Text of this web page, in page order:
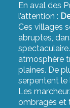
En aval des
l’attention :
Ces villages
abruptes,
atmosphère
plaines. De
serpentent le
Les
ombragés et